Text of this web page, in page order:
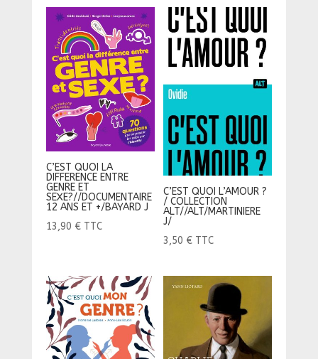
C’EST QUOI LA
DIFFERENCE ENTRE
GENRE ET
SEXE?//DOCUMENTAIRE
12 ANS ET +/BAYARD J
13,90 € TTC
C’EST QUOI L’AMOUR ?
/ COLLECTION
ALT//ALT/MARTINIERE
J/
3,50 € TTC